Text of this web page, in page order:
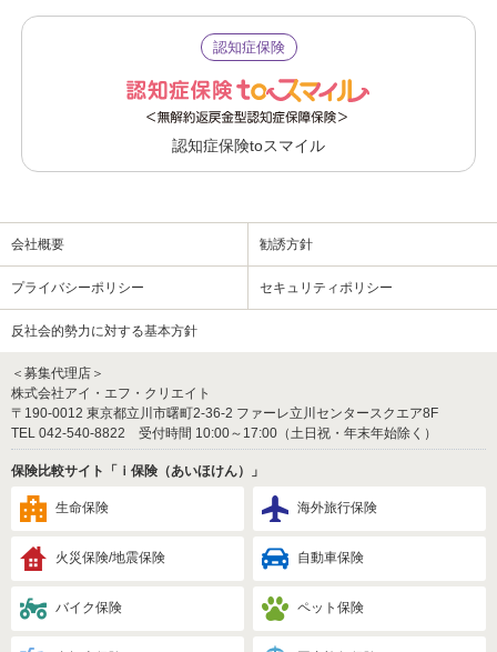
認知症保険
認知症保険toスマイル
会社概要 勧誘方針
プライバシーポリシー セキュリティポリシー
反社会的勢力に対する基本方針
＜募集代理店＞
株式会社アイ・エフ・クリエイト
〒190-0012 東京都立川市曙町2-36-2 ファーレ立川センタースクエア8F
TEL 042-540-8822 受付時間 10:00～17:00（土日祝・年末年始除く）
保険比較サイト「ｉ保険（あいほけん）」
生命保険 海外旅行保険
火災保険/地震保険 自動車保険
バイク保険 ペット保険